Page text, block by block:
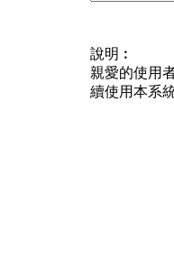
說明︰
親愛的使用
續使用本系